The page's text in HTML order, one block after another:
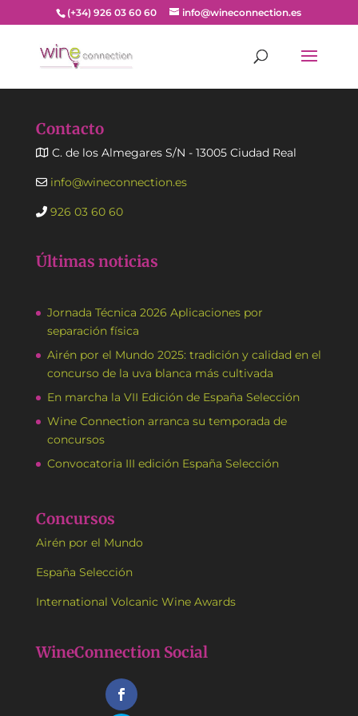
(+34) 926 03 60 60 info@wineconnection.es
Contacto
C. de los Almegares S/N - 13005 Ciudad Real
info@wineconnection.es
926 03 60 60
Últimas noticias
Jornada Técnica 2026 Aplicaciones por
separación física
Airén por el Mundo 2025: tradición y calidad en el
concurso de la uva blanca más cultivada
En marcha la VII Edición de España Selección
Wine Connection arranca su temporada de
concursos
Convocatoria III edición España Selección
Concursos
Airén por el Mundo
España Selección
International Volcanic Wine Awards
WineConnection Social